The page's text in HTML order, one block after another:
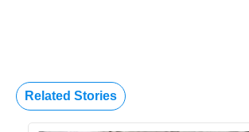
Related Stories